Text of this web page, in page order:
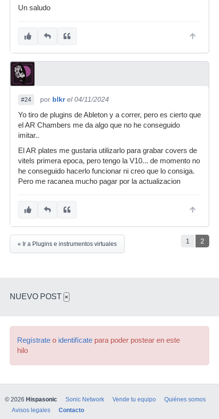
Un saludo
#24 por blkr el 04/11/2024
Yo tiro de plugins de Ableton y a correr, pero es cierto que
el AR Chambers me da algo que no he conseguido
imitar..
El AR plates me gustaria utilizarlo para grabar covers de
vitels primera epoca, pero tengo la V10... de momento no
he conseguido hacerlo funcionar ni creo que lo consiga.
Pero me racanea mucho pagar por la actualizacion
1 2
« Ir a Plugins e instrumentos virtuales
NUEVO POST ×
Regístrate o identifícate para poder postear en este
hilo
© 2026 Hispasonic Sonic Network Vende tu equipo
Quiénes somos
Avisos legales
Contacto